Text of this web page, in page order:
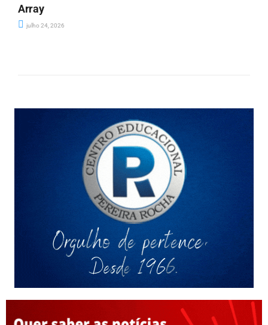
Array
julho 24, 2026